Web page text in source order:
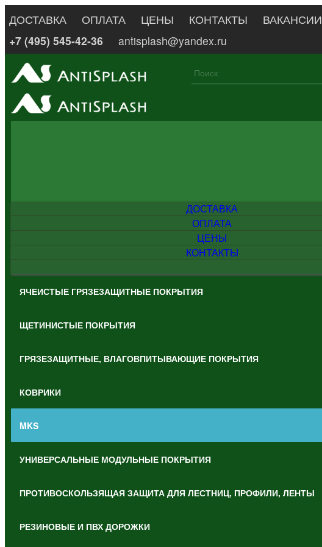
ДОСТАВКА ОПЛАТА ЦЕНЫ КОНТАКТЫ
ВАКАНСИИ
+7 (495) 545-42-36
antisplash@yandex.ru
ДОСТАВКА
ОПЛАТА
ЦЕНЫ
КОНТАКТЫ
ЯЧЕИСТЫЕ ГРЯЗЕЗАЩИТНЫЕ ПОКРЫТИЯ
ЩЕТИНИСТЫЕ ПОКРЫТИЯ
ГРЯЗЕЗАЩИТНЫЕ, ВЛАГОВПИТЫВАЮЩИЕ ПОКРЫТИЯ
КОВРИКИ
MKS
УНИВЕРСАЛЬНЫЕ МОДУЛЬНЫЕ ПОКРЫТИЯ
ПРОТИВОСКОЛЬЗЯЩАЯ ЗАЩИТА ДЛЯ ЛЕСТНИЦ, ПРОФИЛИ, ЛЕНТЫ
РЕЗИНОВЫЕ И ПВХ ДОРОЖКИ